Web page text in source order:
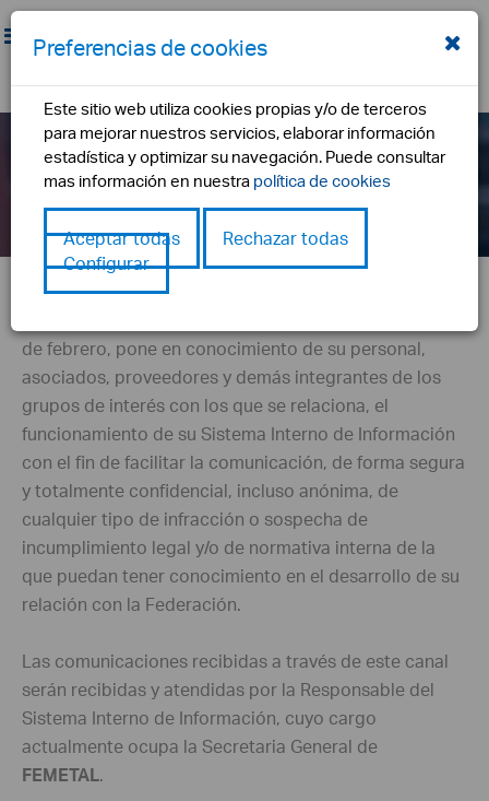
Canal Ético
inicio canal ético
de febrero, pone en conocimiento de su personal,
asociados, proveedores y demás integrantes de los
grupos de interés con los que se relaciona, el
funcionamiento de su Sistema Interno de Información
con el fin de facilitar la comunicación, de forma segura
y totalmente confidencial, incluso anónima, de
cualquier tipo de infracción o sospecha de
incumplimiento legal y/o de normativa interna de la
que puedan tener conocimiento en el desarrollo de su
relación con la Federación.
Las comunicaciones recibidas a través de este canal
serán recibidas y atendidas por la Responsable del
Sistema Interno de Información, cuyo cargo
actualmente ocupa la Secretaria General de
FEMETAL.
Preferencias de cookies
Este sitio web utiliza cookies propias y/o de terceros
para mejorar nuestros servicios, elaborar información
estadística y optimizar su navegación. Puede consultar
mas información en nuestra política de cookies
Aceptar todas
Rechazar todas
Configurar